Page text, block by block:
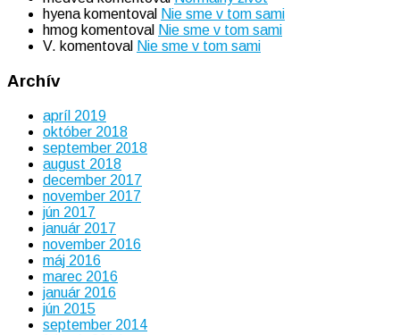
hyena komentoval Nie sme v tom sami
hmog komentoval Nie sme v tom sami
V. komentoval Nie sme v tom sami
Archív
apríl 2019
október 2018
september 2018
august 2018
december 2017
november 2017
jún 2017
január 2017
november 2016
máj 2016
marec 2016
január 2016
jún 2015
september 2014